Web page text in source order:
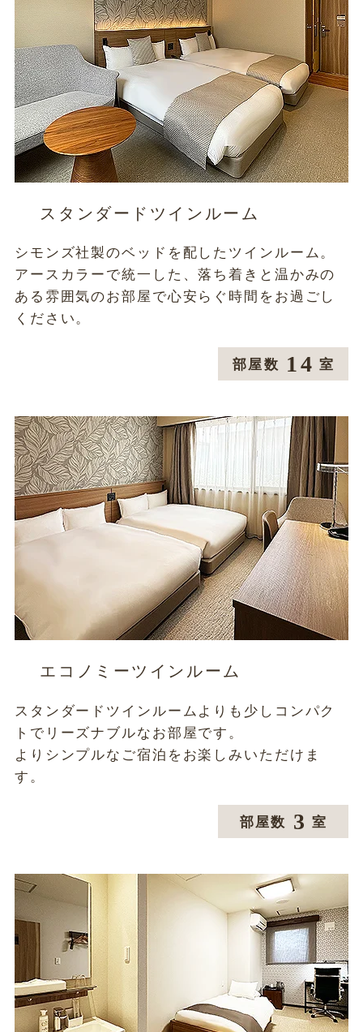
スタンダードツインルーム
シモンズ社製のベッドを配したツインルーム。
アースカラーで統一した、落ち着きと温かみの
ある雰囲気のお部屋で心安らぐ時間をお過ごし
ください。
部屋数 14 室
エコノミーツインルーム
スタンダードツインルームよりも少しコンパク
トでリーズナブルなお部屋です。
よりシンプルなご宿泊をお楽しみいただけま
す。
部屋数 3 室